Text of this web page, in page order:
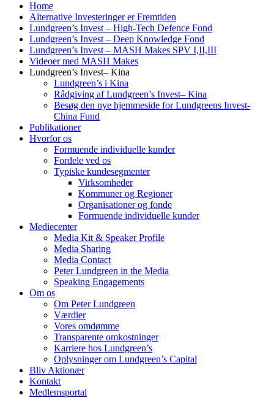
Home
Alternative Investeringer er Fremtiden
Lundgreen’s Invest – High-Tech Defence Fond
Lundgreen’s Invest – Deep Knowledge Fond
Lundgreen’s Invest – MASH Makes SPV I,II,III
Videoer med MASH Makes
Lundgreen’s Invest– Kina
Lundgreen’s i Kina
Rådgiving af Lundgreen’s Invest– Kina
Besøg den nye hjemmeside for Lundgreens Invest-
China Fund
Publikationer
Hvorfor os
Formuende individuelle kunder
Fordele ved os
Typiske kundesegmenter
Virksomheder
Kommuner og Regioner
Organisationer og fonde
Formuende individuelle kunder
Mediecenter
Media Kit & Speaker Profile
Media Sharing
Media Contact
Peter Lundgreen in the Media
Speaking Engagements
Om os
Om Peter Lundgreen
Værdier
Vores omdømme
Transparente omkostninger
Karriere hos Lundgreen’s
Oplysninger om Lundgreen’s Capital
Bliv Aktionær
Kontakt
Medlemsportal